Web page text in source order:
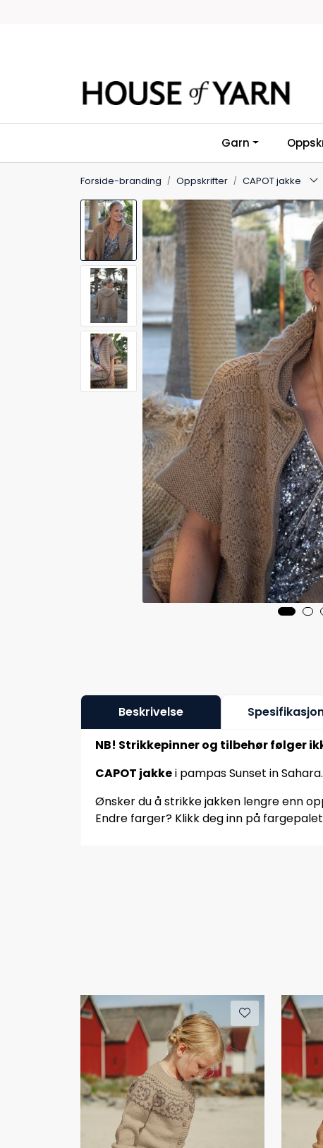
Garn
Forside-branding Oppskrifter CAPOT jakke
Beskrivelse
NB! Strikkepinner og tilbehør følger
CAPOT jakkei pampas Sunset in
Ønsker du å strikke jakken lengre enn
Endre farger? Klikk deg inn på